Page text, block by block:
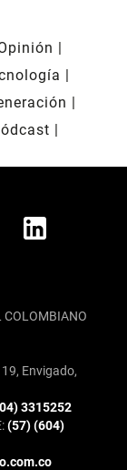
COLOMBIANO
Envigado,
3315252
(57) (604)